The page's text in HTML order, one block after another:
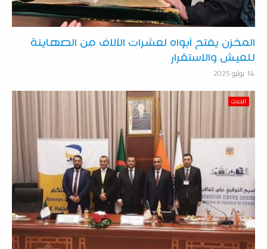
المخزن يفتح أبواه لعشرات الآلاف من الصهاينة
للعيش والاستقرار
14 يوليو 2025
الحدث